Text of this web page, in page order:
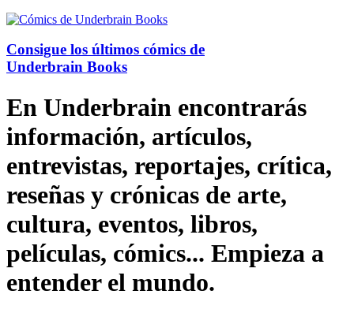
Consigue los últimos cómics de
Underbrain Books
En Underbrain encontrarás
información, artículos,
entrevistas, reportajes, crítica,
reseñas y crónicas de arte,
cultura, eventos, libros,
películas, cómics... Empieza a
entender el mundo.